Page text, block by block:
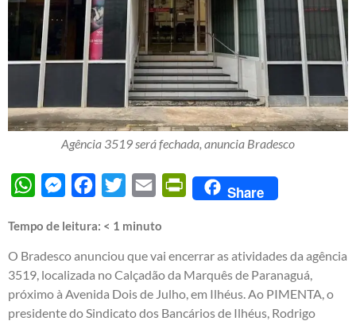
Agência 3519 será fechada, anuncia Bradesco
WhatsAppMessengerFacebook
Twitter Email PrintFriendly
Share
Tempo de leitura: < 1 minuto
O Bradesco anunciou que vai encerrar as atividades da agência
3519, localizada no Calçadão da Marquês de Paranaguá,
próximo à Avenida Dois de Julho, em Ilhéus. Ao PIMENTA, o
presidente do Sindicato dos Bancários de Ilhéus, Rodrigo